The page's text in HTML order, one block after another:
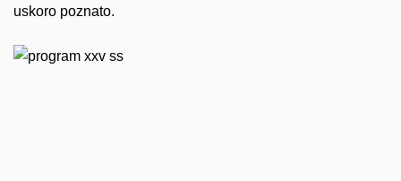
uskoro poznato.